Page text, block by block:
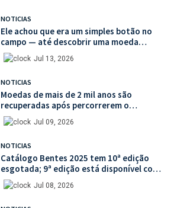
NOTICIAS
Ele achou que era um simples botão no
campo — até descobrir uma moeda
medieval de valor histórico incalculável
Jul 13, 2026
NOTICIAS
Moedas de mais de 2 mil anos são
recuperadas após percorrerem o
mercado ilegal de antiguidades
Jul 09, 2026
NOTICIAS
Catálogo Bentes 2025 tem 10ª edição
esgotada; 9ª edição está disponível com
mais de 30% de desconto na unidade
Jul 08, 2026